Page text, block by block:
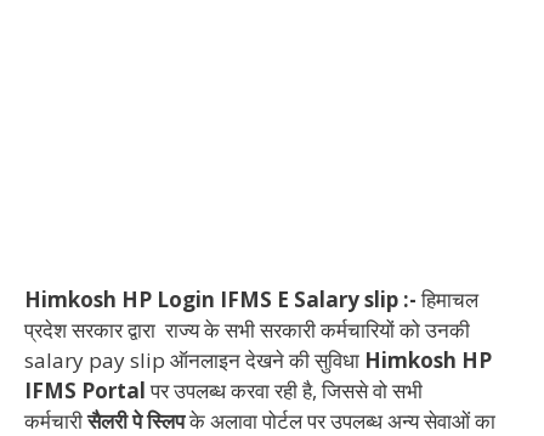
Himkosh HP Login IFMS E Salary slip :-हिमाचल
प्रदेश सरकार द्वारा राज्य के सभी सरकारी कर्मचारियों को उनकी
salary pay slip ऑनलाइन देखने की सुविधा Himkosh HP
IFMS Portalपर उपलब्ध करवा रही है, जिससे वो सभी
कर्मचारीसैलरी पे स्लिपके अलावा पोर्टल पर उपलब्ध अन्य सेवाओं का